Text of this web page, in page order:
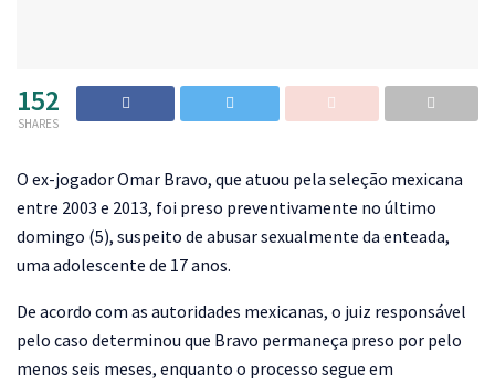
152
SHARES
O ex-jogador Omar Bravo, que atuou pela seleção mexicana
entre 2003 e 2013, foi preso preventivamente no último
domingo (5), suspeito de abusar sexualmente da enteada,
uma adolescente de 17 anos.
De acordo com as autoridades mexicanas, o juiz responsável
pelo caso determinou que Bravo permaneça preso por pelo
menos seis meses, enquanto o processo segue em